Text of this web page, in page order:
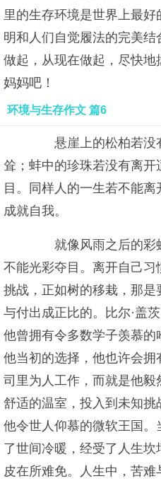
里的生存环境是世界上最
明和人们自觉履法的完美
做起，从现在做起，尽快
妈妈吧！
环境与生存作文 篇6
悬崖上的松柏若没
耸；蚌中的珍珠若没有离
目。同样人的一生若不能
成就自我。
就像风雨之后的彩
不能光彩夺目。离开自己
挑战，正如树的移栽，那
与付出成正比的。比尔·盖
他曾拥有令多数学子羡慕
他当初的选择，他也许会
司里为人工作，而就是他
舒适的温室，投入到未知
他令世人仰慕的微软王国
了世间冷暖，经受了人生
皮在所难免。人生中，苦